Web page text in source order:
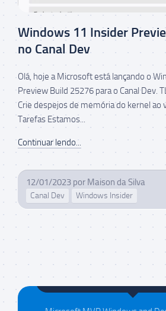
Windows 11 Insider
no Canal Dev
Olá, hoje a Microsoft está lançando o
Preview Build 25276 para o Canal Dev.
Crie despejos de memória do kernel ao
Tarefas Estamos...
Continuar lendo...
12/01/2023 por Maison da Silva
Canal Dev Windows Insider
Maison da Silva